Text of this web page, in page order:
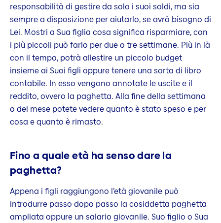
responsabilità di gestire da solo i suoi soldi, ma sia
sempre a disposizione per aiutarlo, se avrà bisogno di
Lei. Mostri a Sua figlia cosa significa risparmiare, con
i più piccoli può farlo per due o tre settimane. Più in là
con il tempo, potrà allestire un piccolo budget
insieme ai Suoi figli oppure tenere una sorta di libro
contabile. In esso vengono annotate le uscite e il
reddito, ovvero la paghetta. Alla fine della settimana
o del mese potete vedere quanto è stato speso e per
cosa e quanto è rimasto.
Fino a quale età ha senso dare la
paghetta?
Appena i figli raggiungono l’età giovanile può
introdurre passo dopo passo la cosiddetta paghetta
ampliata oppure un salario giovanile. Suo figlio o Sua